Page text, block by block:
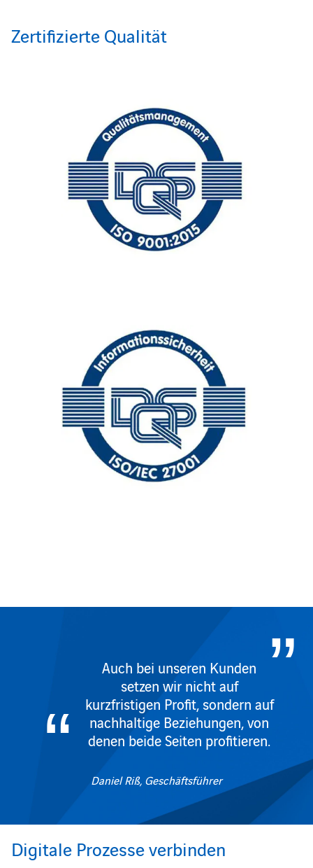
Zertifizierte Qualität
Auch bei unseren Kunden
setzen wir nicht auf
kurzfristigen Profit, sondern auf
nachhaltige Beziehungen, von
denen beide Seiten profitieren.
Daniel Riß, Geschäftsführer
Digitale Prozesse verbinden